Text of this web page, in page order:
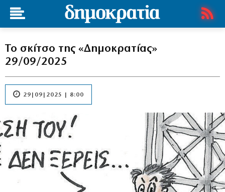
Το σκίτσο της «Δημοκρατίας»
29/09/2025
29|09|2025 | 8:00